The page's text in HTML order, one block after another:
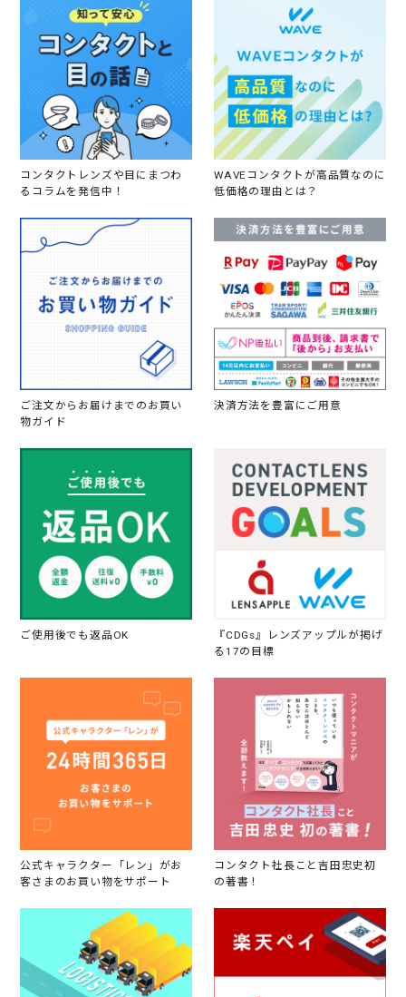
コンタクトレンズや目にまつわ
るコラムを発信中！
WAVEコンタクトが高品質なのに
低価格の理由とは？
ご注文からお届けまでのお買い
物ガイド
決済方法を豊富にご用意
ご使用後でも返品OK
『CDGs』レンズアップルが掲げ
る17の目標
公式キャラクター「レン」がお
客さまのお買い物をサポート
コンタクト社長こと吉田忠史初
の著書！